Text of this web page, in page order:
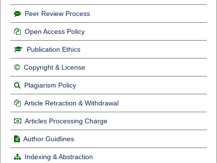
Peer Review Process
Open Access Policy
Publication Ethics
Copyright & License
Plagiarism Policy
Article Retraction & Withdrawal
Articles Processing Charge
Author Guidlines
Indexing & Abstraction